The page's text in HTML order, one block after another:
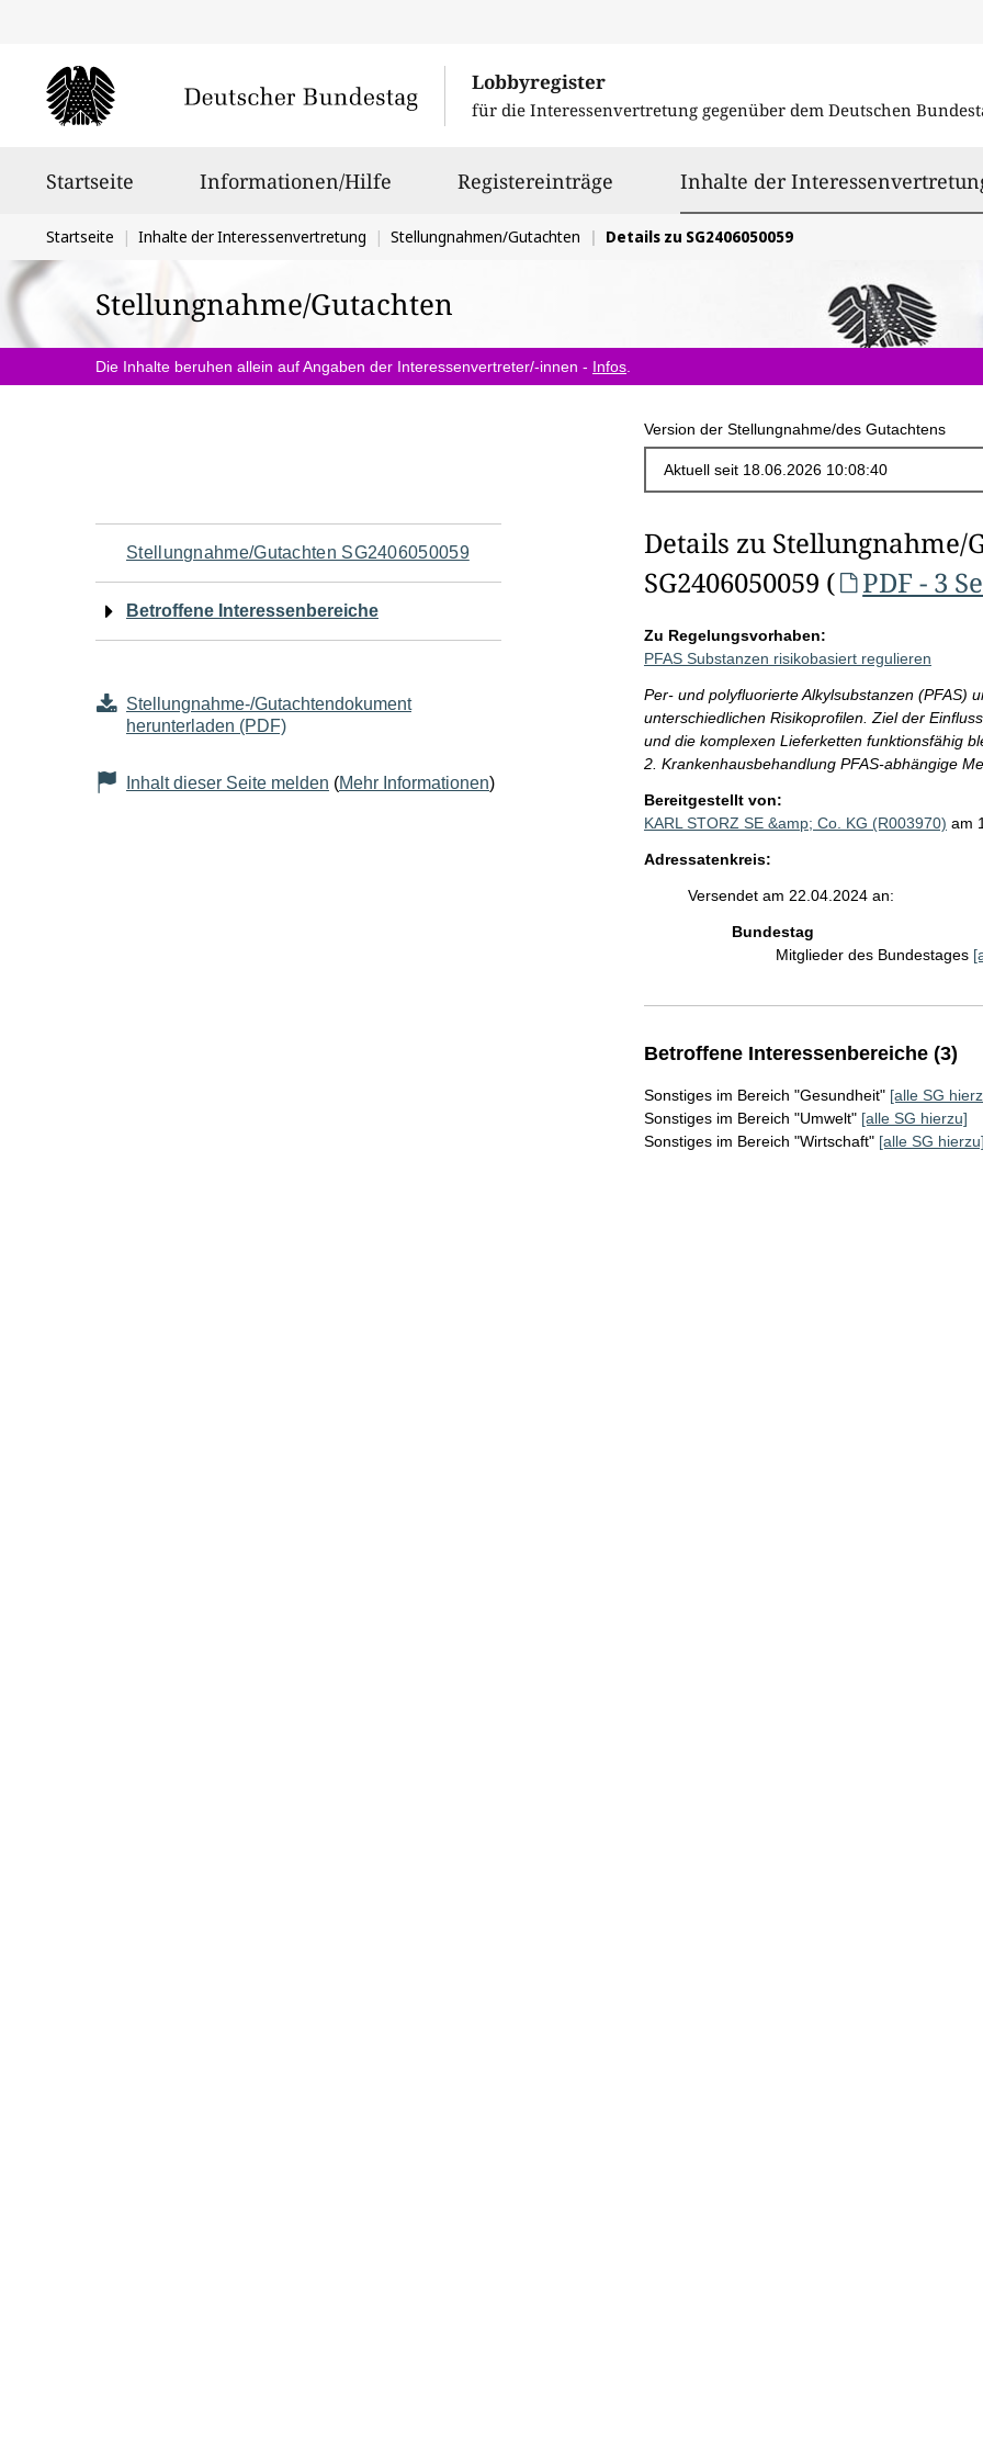
Lobbyregister
für die Interessenvertretung gegenüber dem Deutschen
Startseite Informationen/Hilfe Registereinträge Inhalte der
Sie
befinden
sich
hier:
Startseite Inhalte der Interessenvertretung Stellungnahmen/Gutachten Details zu SG2406050059
Stellungnahme/Gutachten
Die Inhalte beruhen allein auf Angaben der Interessenvertreter/-innen - Infos
Version der Stellungnahme/des Gutachtens
Navigation
für
Seiteninhalt
Stellungnahme/Gutachten SG2406050059
Betroffene Interessenbereiche
Stellungnahme-/Gutachtendokument
herunterladen (PDF)
Inhalt dieser Seite melden (Mehr Informationen)
Details zu Stellungnahme/
SG2406050059 (
PDF - 3
Zu Regelungsvorhaben:
PFAS Substanzen risikobasiert regulieren
Per- und polyfluorierte Alkylsubstanzen (PFAS)
unterschiedlichen Risikoprofilen. Ziel der
und die komplexen Lieferketten funktionsfähig
2. Krankenhausbehandlung PFAS-abhängige
Bereitgestellt von:
KARL STORZ SE &amp; Co. KG (R003970) am
Adressatenkreis:
Versendet am 22.04.2024 an:
Bundestag
Mitglieder des Bundestages
Betroffene Interessenbereiche (3)
Sonstiges im Bereich "Gesundheit" [alle SG
Sonstiges im Bereich "Umwelt" [alle SG hierzu]
Sonstiges im Bereich "Wirtschaft" [alle SG